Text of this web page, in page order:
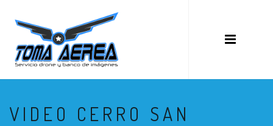
VIDEO CERRO SAN